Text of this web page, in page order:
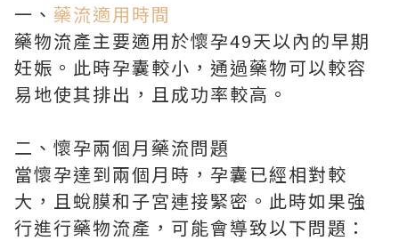
一、 藥流適用時間
藥物流產主要適用於懷孕49天以內的早期
妊娠。此時孕囊較小，通過藥物可以較容
易地使其排出，且成功率較高。
二、懷孕兩個月藥流問題
當懷孕達到兩個月時，孕囊已經相對較
大，且蛻膜和子宮連接緊密。此時如果強
行進行藥物流產，可能會導致以下問題：